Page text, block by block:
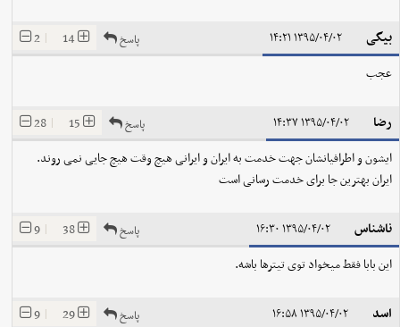
بیگی ۱۳۹۵/۰۴/۰۲ ۱۴:۲۱ 14
|
2 پاسخ
عجب
رضا ۱۳۹۵/۰۴/۰۲ ۱۴:۳۷ 15
|
28 پاسخ
ایشون و اطرافیانشان جهت خدمت به ایران و ایرانی هیچ وقت هیچ جایی نمی روند.
ایران بهترین جا برای خدمت رسانی است
ناشناس ۱۳۹۵/۰۴/۰۲ ۱۶:۳۰ 38
|
9 پاسخ
این بابا فقط میخواد توی تیترها باشه.
اسد ۱۳۹۵/۰۴/۰۲ ۱۶:۵۸ 29
|
9 پاسخ